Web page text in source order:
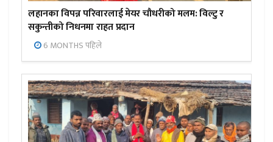
लहानका विपन्न परिवारलाई मेयर चौधरीको मलम: विल्टु र
सकुन्तीको निधनमा राहत प्रदान
6 MONTHS पहिले